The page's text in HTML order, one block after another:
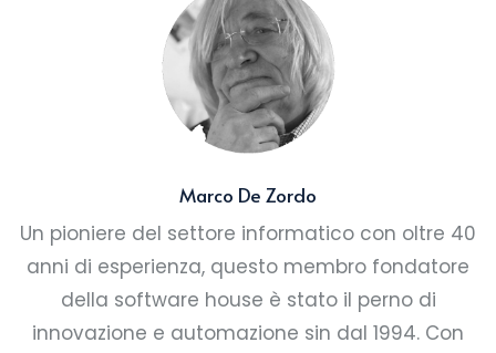
Marco De Zordo
Un pioniere del settore informatico con oltre 40
anni di esperienza, questo membro fondatore
della software house è stato il perno di
innovazione e automazione sin dal 1994. Con